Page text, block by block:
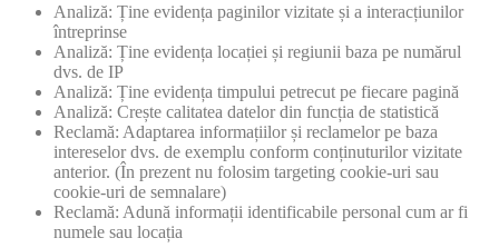
Analiză: Ține evidența paginilor vizitate și a interacțiunilor
întreprinse
Analiză: Ține evidența locației și regiunii baza pe numărul
dvs. de IP
Analiză: Ține evidența timpului petrecut pe fiecare pagină
Analiză: Crește calitatea datelor din funcția de statistică
Reclamă: Adaptarea informațiilor și reclamelor pe baza
intereselor dvs. de exemplu conform conținuturilor vizitate
anterior. (În prezent nu folosim targeting cookie-uri sau
cookie-uri de semnalare)
Reclamă: Adună informații identificabile personal cum ar fi
numele sau locația